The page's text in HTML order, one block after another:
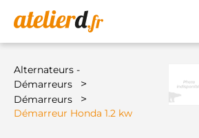
Alternateurs -
Démarreurs
>
Démarreurs >
Démarreur Honda 1.2 kw